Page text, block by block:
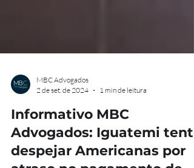
2 de set. de 2024
1 min de leitura
Informativo MBC